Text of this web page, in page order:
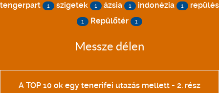
tengerpart 1 szigetek 1 ázsia 1 indonézia 1 repülés
1 Repülőtér 1
Messze délen
A TOP 10 ok egy tenerifei utazás mellett - 2. rész